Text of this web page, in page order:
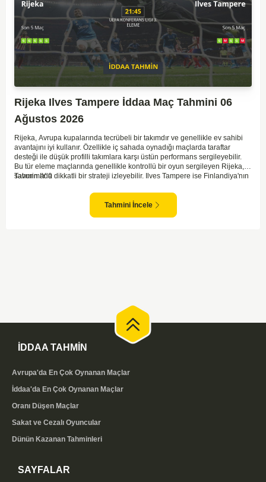
Rijeka Ilves Tampere İddaa Maç Tahmini 06
Ağustos 2026
Rijeka, Avrupa kupalarında tecrübeli bir takımdır ve genellikle ev sahibi
avantajını iyi kullanır. Özellikle iç sahada oynadığı maçlarda taraftar
desteği ile düşük profilli takımlara karşı üstün performans sergileyebilir.
Bu tür eleme maçlarında genellikle kontrollü bir oyun sergileyen Rijeka,
savunmada dikkatli bir strateji izleyebilir. Ilves Tampere ise Finlandiya'nın
tecrübesi olmayan bir ekip. Ilves, deplasman maçlarında zaman zaman
zorluklar yaşayabilir ve bu, Rijeka karşısında daha defansif bir strateji
izlemelerine sebep olabilir. Maç sonucunda ev sahibi ekibin avantajlı
Tahmin IY 0
Tahmini İncele
İDDAA TAHMİN
Avrupa'da En Çok Oynanan Maçlar
İddaa'da En Çok Oynanan Maçlar
Oranı Düşen Maçlar
Sakat ve Cezalı Oyuncular
Dünün Kazanan Tahminleri
SAYFALAR